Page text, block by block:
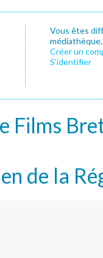
Vous êtes
Créer un
S’identifier
Films
de la